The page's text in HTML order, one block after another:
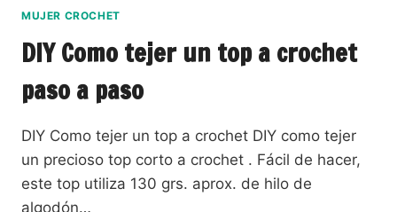
MUJER CROCHET
DIY Como tejer un top a crochet
paso a paso
DIY Como tejer un top a crochet DIY como tejer
un precioso top corto a crochet . Fácil de hacer,
este top utiliza 130 grs. aprox. de hilo de
algodón…